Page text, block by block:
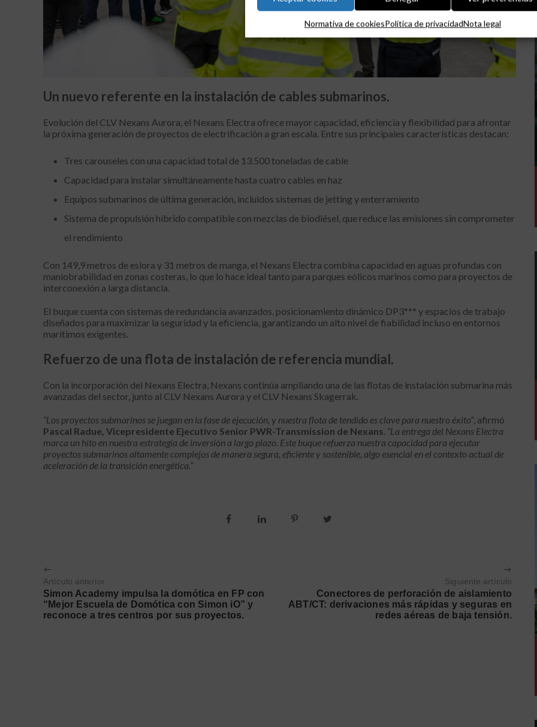
Normativa de cookiesPolítica de privacidadNota legal
Un nuevo referente en la instalación de cables submarinos.
Evolución del CLV Nexans Aurora, el Nexans Electra ofrece mayor capacidad, eficiencia y flexibilidad para afrontar
la próxima generación de proyectos de electrificación a gran escala. Entre sus principales características destacan:
Tres carouseles con una capacidad total de 13.500 toneladas de cable
Capacidad para instalar simultáneamente hasta cuatro cables en haz
Equipos submarinos de última generación, incluidos sistemas de jetting y enterramiento
Sistema de propulsión híbrido compatible con mezclas de biodiésel, que reduce las emisiones sin comprometer
el rendimiento
Con 149,9 metros de eslora y 31 metros de manga, el Nexans Electra combina capacidad en aguas profundas con
maniobrabilidad en zonas costeras, lo que lo hace ideal tanto para parques eólicos marinos como para proyectos de
interconexión a larga distancia.
El buque cuenta con sistemas de redundancia avanzados, posicionamiento dinámico DP3*** y espacios de trabajo
diseñados para maximizar la seguridad y la eficiencia, garantizando un alto nivel de fiabilidad incluso en entornos
marítimos exigentes.
Refuerzo de una flota de instalación de referencia mundial.
Con la incorporación del Nexans Electra, Nexans continúa ampliando una de las flotas de instalación submarina más
avanzadas del sector, junto al CLV Nexans Aurora y el CLV Nexans Skagerrak.
“Los proyectos submarinos se juegan en la fase de ejecución, y nuestra flota de tendido es clave para nuestro éxito”, afirmó
Pascal Radue, Vicepresidente Ejecutivo Senior PWR-Transmission de Nexans. “La entrega del Nexans Electra
marca un hito en nuestra estrategia de inversión a largo plazo. Este buque refuerza nuestra capacidad para ejecutar
proyectos submarinos altamente complejos de manera segura, eficiente y sostenible, algo esencial en el contexto actual de
aceleración de la transición energética.”
Artículo anterior
Simon Academy impulsa la domótica en FP con
“Mejor Escuela de Domótica con Simon iO” y
reconoce a tres centros por sus proyectos.
Siguiente artículo
Conectores de perforación de aislamiento
ABT/CT: derivaciones más rápidas y seguras en
redes aéreas de baja tensión.